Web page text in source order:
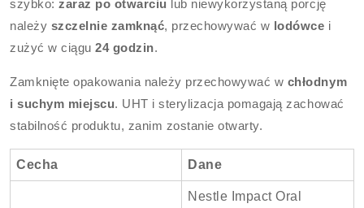
szybko:zaraz po otwarciu
lub niewykorzystaną porcję
należy szczelnie zamknąć, przechowywać w lodówce i
zużyć w ciągu24 godzin.
Zamknięte opakowania należy przechowywać w chłodnym
i suchym miejscu. UHT i sterylizacja pomagają zachować
stabilność produktu, zanim zostanie otwarty.
Cecha Dane
Nestle Impact Oral